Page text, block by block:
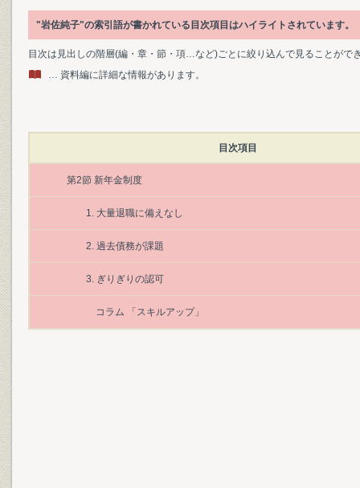
"岩佐純子"の索引語が書かれている目次項目はハイライトされています。
目次は見出しの階層(編・章・節・項…など)ごとに絞り込んで見ることがで
… 資料編に詳細な情報があります。
目次項目
第2節 新年金制度
1. 大量退職に備えなし
2. 過去債務が課題
3. ぎりぎりの認可
コラム 「スキルアップ」